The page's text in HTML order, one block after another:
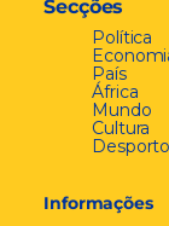
Secções
Política
País
África
Mundo
Cultura
Desporto
Informações